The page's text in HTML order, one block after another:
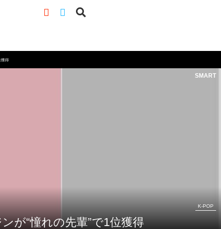
獲得
SMART
K-POP
が“憧れの先輩”で1位獲得